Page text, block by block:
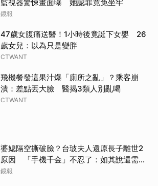
監視器驚悚畫面曝 她認罪竟免坐牢
鏡報
47歲女腹痛送醫！1小時後竟誕下女嬰 26
歲女兒：以為只是變胖
CTWANT
飛機餐發這果汁爆「廁所之亂」？乘客崩
潰：差點丟大臉 醫揭3類人別亂喝
CTWANT
婆媳隔空撕破臉？台玻夫人還原長子離世2
原因 「手機千金」不忍了：如其說還需要
離開嗎？
鏡報